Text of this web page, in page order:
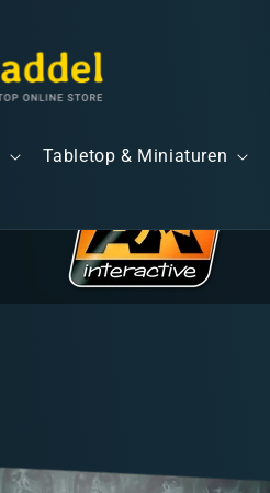
Tabletop & Miniaturen